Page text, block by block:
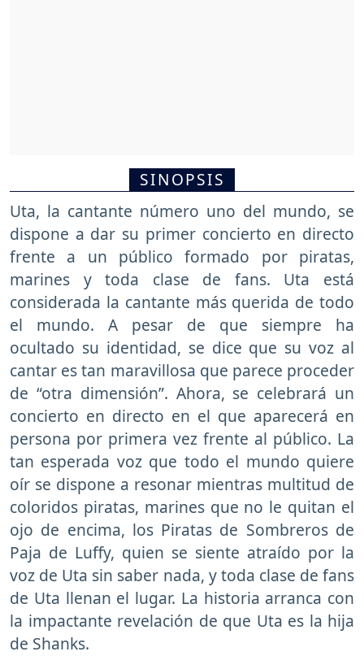
SINOPSIS
Uta, la cantante número uno del mundo, se
dispone a dar su primer concierto en directo
frente a un público formado por piratas,
marines y toda clase de fans. Uta está
considerada la cantante más querida de todo
el mundo. A pesar de que siempre ha
ocultado su identidad, se dice que su voz al
cantar es tan maravillosa que parece proceder
de “otra dimensión”. Ahora, se celebrará un
concierto en directo en el que aparecerá en
persona por primera vez frente al público. La
tan esperada voz que todo el mundo quiere
oír se dispone a resonar mientras multitud de
coloridos piratas, marines que no le quitan el
ojo de encima, los Piratas de Sombreros de
Paja de Luffy, quien se siente atraído por la
voz de Uta sin saber nada, y toda clase de fans
de Uta llenan el lugar. La historia arranca con
la impactante revelación de que Uta es la hija
de Shanks.